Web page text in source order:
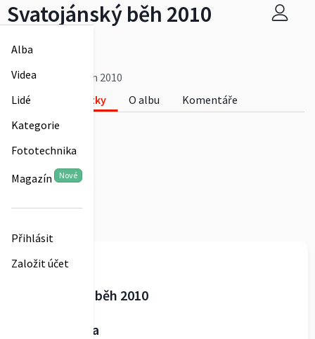
Alba
Videa
Lidé
Kategorie
Fototechnika
Magazín Nové
Přihlásit
Založit účet
Svatojánský běh 2010
Svatojánský běh 2010
Fotky
O albu
Komentáře
0
aliceprochy
Svatojánský běh 2010
Fototechnika